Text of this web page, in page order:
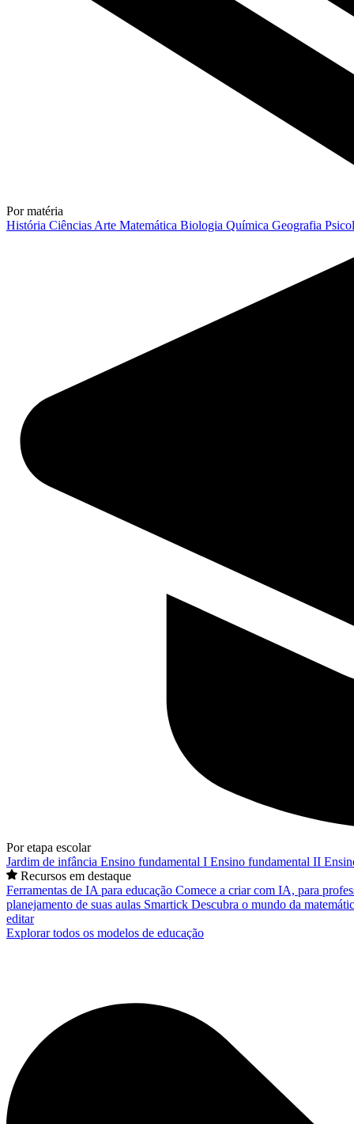
Por matéria
História Ciências Arte Matemática Biologia Química Geografia
Por etapa escolar
Jardim de infância Ensino fundamental I Ensino fundamental II
Recursos em destaque
Ferramentas de IA para educação Comece a criar com IA, para
planejamento de suas aulas Smartick Descubra o mundo da
editar
Explorar todos os modelos de educação